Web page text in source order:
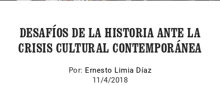
DESAFÍOS DE LA HISTORIA ANTE LA
CRISIS CULTURAL CONTEMPORÁNEA
Por: Ernesto Limia Díaz
11/4/2018